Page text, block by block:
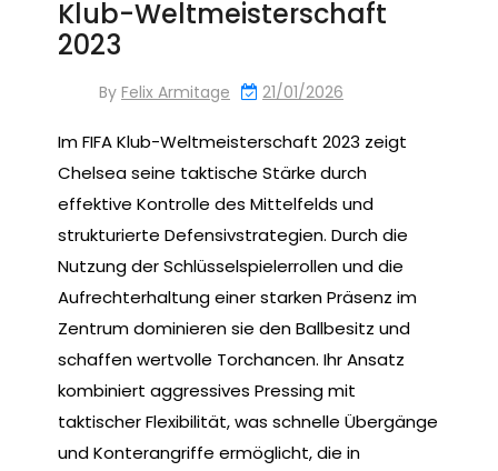
Klub-Weltmeisterschaft
2023
By Felix Armitage 21/01/2026
Im FIFA Klub-Weltmeisterschaft 2023 zeigt
Chelsea seine taktische Stärke durch
effektive Kontrolle des Mittelfelds und
strukturierte Defensivstrategien. Durch die
Nutzung der Schlüsselspielerrollen und die
Aufrechterhaltung einer starken Präsenz im
Zentrum dominieren sie den Ballbesitz und
schaffen wertvolle Torchancen. Ihr Ansatz
kombiniert aggressives Pressing mit
taktischer Flexibilität, was schnelle Übergänge
und Konterangriffe ermöglicht, die in